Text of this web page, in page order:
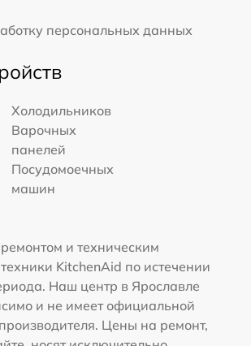
персональных данных
Холодильников
Варочных
панелей
Посудомоечных
машин
и техническим
KitchenAid по истечении
Наш центр в Ярославле
и не имеет официальной
Цены на ремонт,